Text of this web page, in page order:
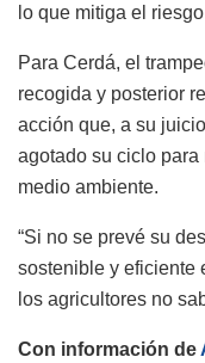
lo que mitiga el
Para Cerdá, el
recogida y posterior
acción que, a su
agotado su ciclo para
medio ambiente.
“Si no se prevé su
sostenible y eficiente
los agricultores no
Con información de